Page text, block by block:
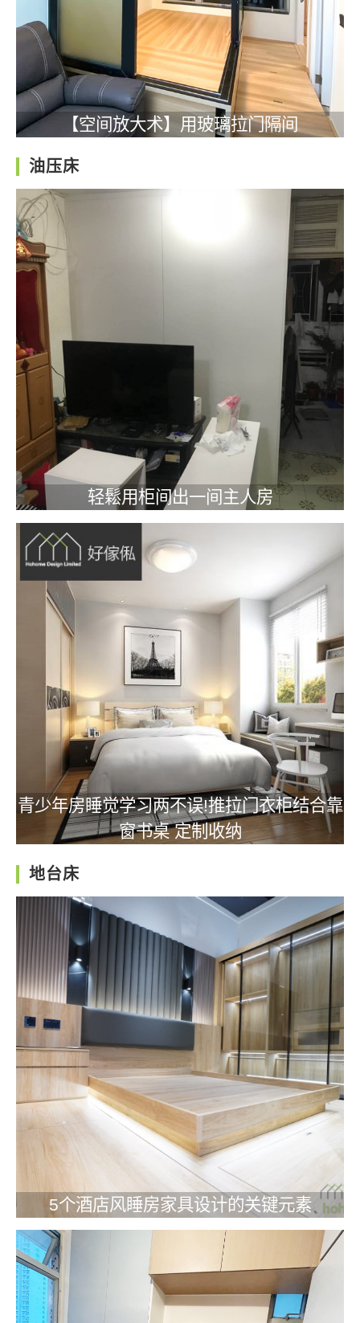
【空间放大术】用玻璃拉门隔间
油压床
轻鬆用柜间出一间主人房
青少年房睡觉学习两不误!推拉门衣柜结合靠
窗书桌 定制收纳
地台床
5个酒店风睡房家具设计的关键元素